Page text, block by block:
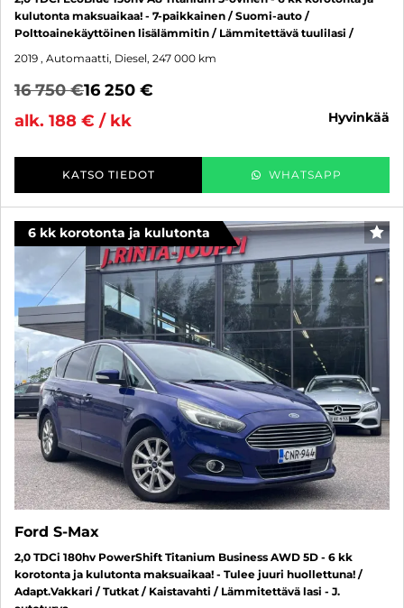
kulutonta maksuaikaa! - 7-paikkainen / Suomi-auto /
Polttoainekäyttöinen lisälämmitin / Lämmitettävä tuulilasi /
2019 , Automaatti, Diesel, 247 000 km
16 750 €16 250 €
alk. 188 € / kk
hyvinkää
KATSO TIEDOT WHATSAPP
6 kk korotonta ja kulutonta
Ford S-Max
2,0 TDCi 180hv PowerShift Titanium Business AWD 5D - 6 kk
korotonta ja kulutonta maksuaikaa! - Tulee juuri huollettuna! /
Adapt.Vakkari / Tutkat / Kaistavahti / Lämmitettävä lasi - J.